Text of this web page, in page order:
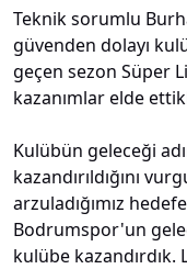
Teknik sorumlu
güvenden dolayı
geçen sezon Süper
kazanımlar elde
Kulübün geleceği
kazandırıldığını
arzuladığımız
Bodrumspor'un
kulübe